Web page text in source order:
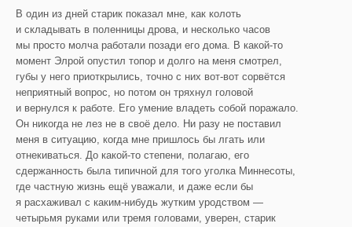
В один из дней старик показал мне, как колоть
и складывать в поленницы дрова, и несколько часов
мы просто молча работали позади его дома. В какой-то
момент Элрой опустил топор и долго на меня смотрел,
губы у него приоткрылись, точно с них вот-вот сорвётся
неприятный вопрос, но потом он тряхнул головой
и вернулся к работе. Его умение владеть собой поражало.
Он никогда не лез не в своё дело. Ни разу не поставил
меня в ситуацию, когда мне пришлось бы лгать или
отнекиваться. До какой-то степени, полагаю, его
сдержанность была типичной для того уголка Миннесоты,
где частную жизнь ещё уважали, и даже если бы
я расхаживал с каким-нибудь жутким уродством —
четырьмя руками или тремя головами, уверен, старик